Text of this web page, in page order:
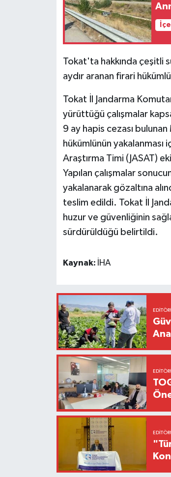
Tokat'ta hakkında çeşitli
aydır aranan firari
Tokat İl Jandarma
yürüttüğü çalışmalar
9 ay hapis cezası
hükümlünün yakalanması
Araştırma Timi (JASAT)
Yapılan çalışmalar
yakalanarak gözaltına
teslim edildi. Tokat İl
huzur ve güvenliğinin
sürdürüldüğü belirtildi.
Kaynak: İHA